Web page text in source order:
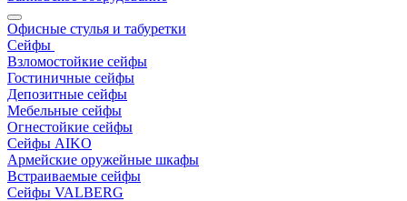
Офисные стулья и табуретки
Сейфы
Взломостойкие сейфы
Гостиничные сейфы
Депозитные сейфы
Мебельные сейфы
Огнестойкие сейфы
Сейфы AIKO
Армейские оружейные шкафы
Встраиваемые сейфы
Сейфы VALBERG